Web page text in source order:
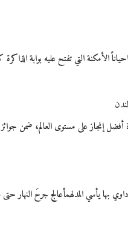
الأمكنة التي تفتح عليه بوابة
إنجاز على مستوى العالم، ضمن جوائز
بها يأسي المدلهمأعالج جرحَ